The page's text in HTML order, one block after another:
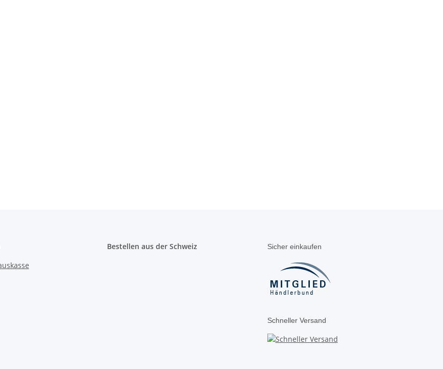
Bestellen aus der Schweiz Sicher einkaufen
Schneller Versand